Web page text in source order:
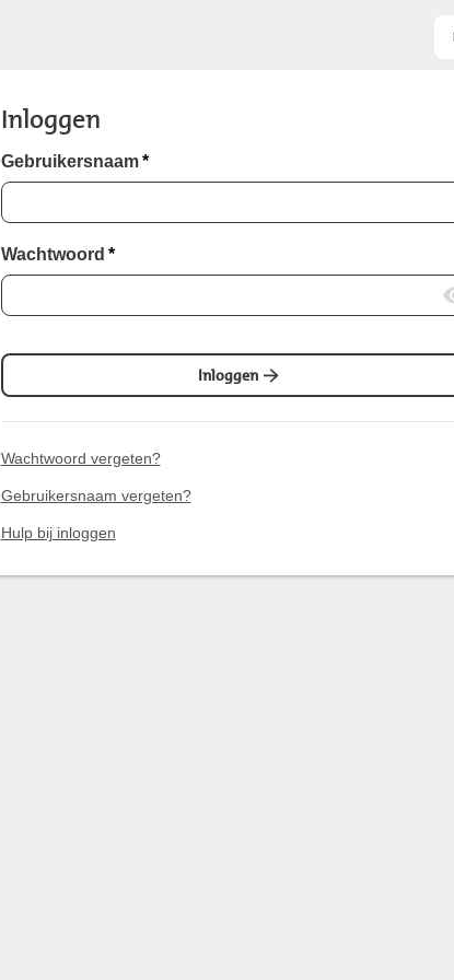
Inloggen
Gebruikersnaam *
Wachtwoord *
Inloggen
Wachtwoord vergeten?
Gebruikersnaam vergeten?
Hulp bij inloggen